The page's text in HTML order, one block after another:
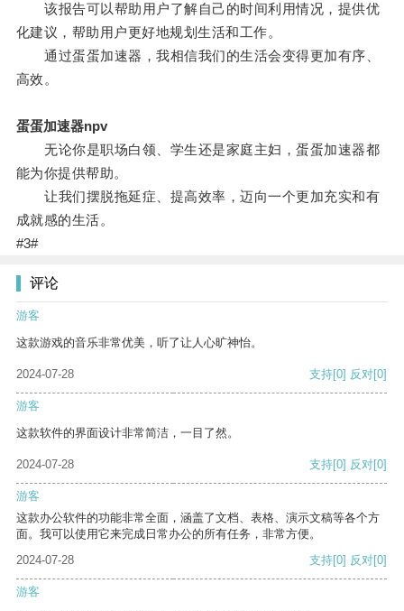
该报告可以帮助用户了解自己的时间利用情况，提供优
化建议，帮助用户更好地规划生活和工作。
通过蛋蛋加速器，我相信我们的生活会变得更加有序、
高效。
蛋蛋加速器npv
无论你是职场白领、学生还是家庭主妇，蛋蛋加速器都
能为你提供帮助。
让我们摆脱拖延症、提高效率，迈向一个更加充实和有
成就感的生活。
#3#
评论
游客
这款游戏的音乐非常优美，听了让人心旷神怡。
2024-07-28 支持[0] 反对[0]
游客
这款软件的界面设计非常简洁，一目了然。
2024-07-28 支持[0] 反对[0]
游客
这款办公软件的功能非常全面，涵盖了文档、表格、演示文稿等各个方
面。我可以使用它来完成日常办公的所有任务，非常方便。
2024-07-28
支持[0] 反对[0]
游客